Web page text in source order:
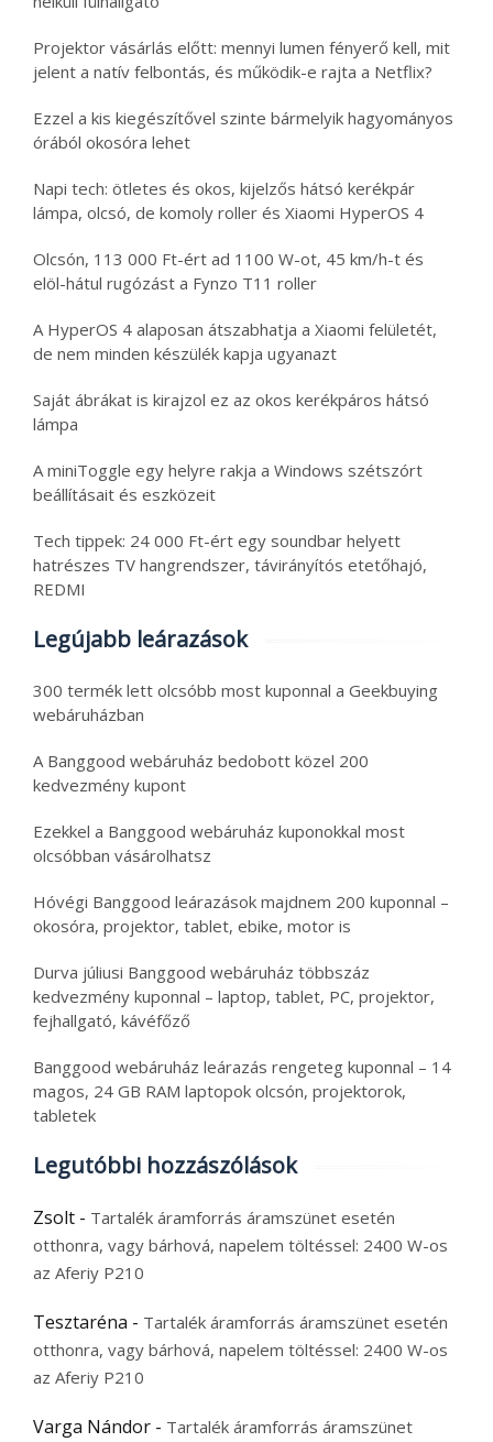
Projektor vásárlás előtt: mennyi lumen fényerő kell, mit
jelent a natív felbontás, és működik-e rajta a Netflix?
Ezzel a kis kiegészítővel szinte bármelyik hagyományos
órából okosóra lehet
Napi tech: ötletes és okos, kijelzős hátsó kerékpár
lámpa, olcsó, de komoly roller és Xiaomi HyperOS 4
Olcsón, 113 000 Ft-ért ad 1100 W-ot, 45 km/h-t és
elöl-hátul rugózást a Fynzo T11 roller
A HyperOS 4 alaposan átszabhatja a Xiaomi felületét,
de nem minden készülék kapja ugyanazt
Saját ábrákat is kirajzol ez az okos kerékpáros hátsó
lámpa
A miniToggle egy helyre rakja a Windows szétszórt
beállításait és eszközeit
Tech tippek: 24 000 Ft-ért egy soundbar helyett
hatrészes TV hangrendszer, távirányítós etetőhajó,
REDMI
Legújabb leárazások
300 termék lett olcsóbb most kuponnal a Geekbuying
webáruházban
A Banggood webáruház bedobott közel 200
kedvezmény kupont
Ezekkel a Banggood webáruház kuponokkal most
olcsóbban vásárolhatsz
Hóvégi Banggood leárazások majdnem 200 kuponnal –
okosóra, projektor, tablet, ebike, motor is
Durva júliusi Banggood webáruház többszáz
kedvezmény kuponnal – laptop, tablet, PC, projektor,
fejhallgató, kávéfőző
Banggood webáruház leárazás rengeteg kuponnal – 14
magos, 24 GB RAM laptopok olcsón, projektorok,
tabletek
Legutóbbi hozzászólások
Zsolt - Tartalék áramforrás áramszünet esetén
otthonra, vagy bárhová, napelem töltéssel: 2400 W-os
az Aferiy P210
Tesztaréna - Tartalék áramforrás áramszünet esetén
otthonra, vagy bárhová, napelem töltéssel: 2400 W-os
az Aferiy P210
Varga Nándor - Tartalék áramforrás áramszünet